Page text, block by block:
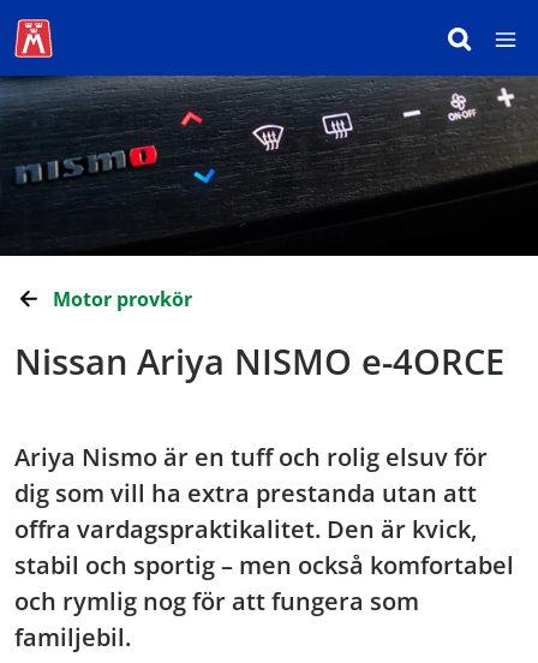
Motor provkör
Nissan Ariya NISMO e-4ORCE
Ariya Nismo är en tuff och rolig elsuv för
dig som vill ha extra prestanda utan att
offra vardagspraktikalitet. Den är kvick,
stabil och sportig – men också komfortabel
och rymlig nog för att fungera som
familjebil.